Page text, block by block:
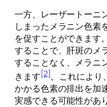
一方、レーザートーニ
しまったメラニン色素
を促すことができます
することで、肝斑のメ
することなく、メラニ
きます[2]。これにより
かかる色素の排出を加
実感できる可能性があ